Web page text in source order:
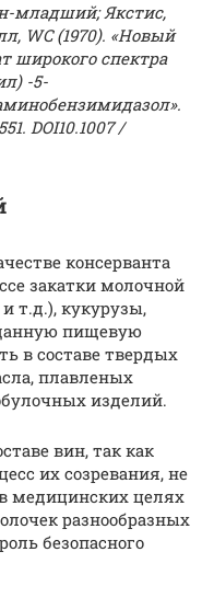
младший;Якстис,
WC (1970). «Новый
широкого спектра
-5-
DOI10.1007 /
консерванта
закатки молочной
т.д.), кукурузы,
пищевую
в составе твердых
плавленых
изделий.
вин, так как
их созревания, не
медицинских целях
разнообразных
безопасного